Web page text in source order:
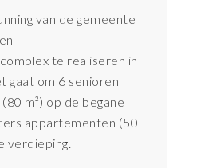
van de gemeente
te realiseren in
gaat om 6 senioren
m²) op de begane
appartementen (50
verdieping.